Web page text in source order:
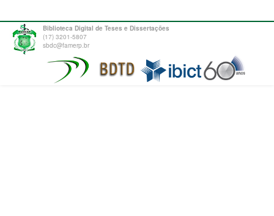
Biblioteca Digital de Teses e Dissertações
(17) 3201-5807
sbdc@famerp.br